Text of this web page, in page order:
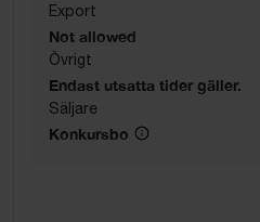
Export
Not allowed
Övrigt
Endast utsatta tider gäller.
Säljare
Konkursbo